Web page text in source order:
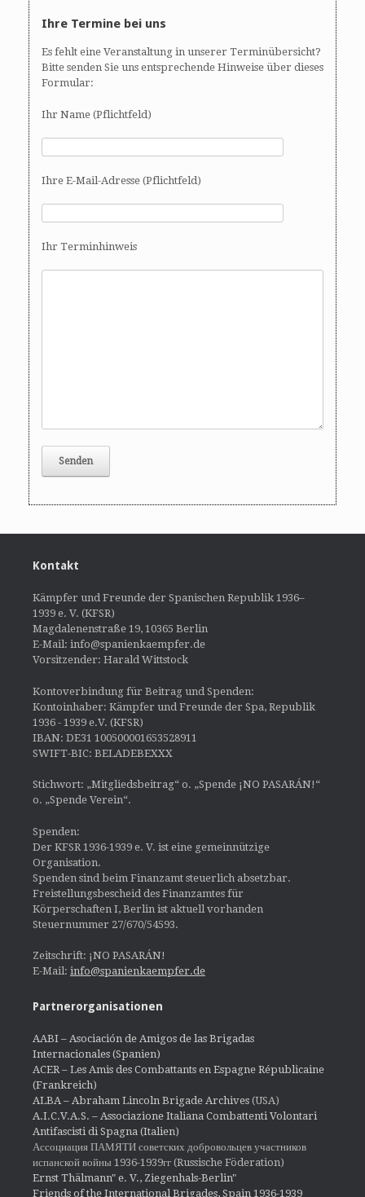
Ihre Termine bei uns
Es fehlt eine Veranstaltung in unserer Terminübersicht?
Bitte senden Sie uns entsprechende Hinweise über dieses
Formular:
Ihr Name (Pflichtfeld)
Ihre E-Mail-Adresse (Pflichtfeld)
Ihr Terminhinweis
Kontakt
Kämpfer und Freunde der Spanischen Republik 1936–
1939 e. V. (KFSR)
Magdalenenstraße 19, 10365 Berlin
E-Mail: info@spanienkaempfer.de
Vorsitzender: Harald Wittstock
Kontoverbindung für Beitrag und Spenden:
Kontoinhaber: Kämpfer und Freunde der Spa, Republik
1936 - 1939 e.V. (KFSR)
IBAN: DE31 100500001653528911
SWIFT-BIC: BELADEBEXXX
Stichwort: „Mitgliedsbeitrag“ o. „Spende ¡NO PASARÁN!“
o. „Spende Verein“.
Spenden:
Der KFSR 1936-1939 e. V. ist eine gemeinnützige
Organisation.
Spenden sind beim Finanzamt steuerlich absetzbar.
Freistellungsbescheid des Finanzamtes für
Körperschaften I, Berlin ist aktuell vorhanden
Steuernummer 27/670/54593.
Zeitschrift: ¡NO PASARÁN!
E-Mail: info@spanienkaempfer.de
Partnerorganisationen
AABI – Asociación de Amigos de las Brigadas
Internacionales (Spanien)
ACER – Les Amis des Combattants en Espagne Républicaine
(Frankreich)
ALBA – Abraham Lincoln Brigade Archives (USA)
A.I.C.V.A.S. – Associazione Italiana Combattenti Volontari
Antifascisti di Spagna (Italien)
Ассоциация ПАМЯТИ советских добровольцев участников
испанской войны 1936-1939гг (Russische Föderation)
Ernst Thälmann" e. V., Ziegenhals-Berlin"
Friends of the International Brigades, Spain 1936-1939